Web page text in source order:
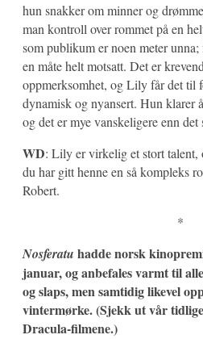
hun snakker om minner og
man kontroll over rommet på en
som publikum er noen meter unna;
en måte helt motsatt. Det er
oppmerksomhet, og Lily får det til
dynamisk og nyansert. Hun klarer
og det er mye vanskeligere enn det
WD: Lily er virkelig et stort talent,
du har gitt henne en så kompleks
Robert.
*
Nosferatu hadde norsk
januar, og anbefales varmt til
og slaps, men samtidig likevel
vintermørke. (Sjekk ut vår
Dracula-filmene.)